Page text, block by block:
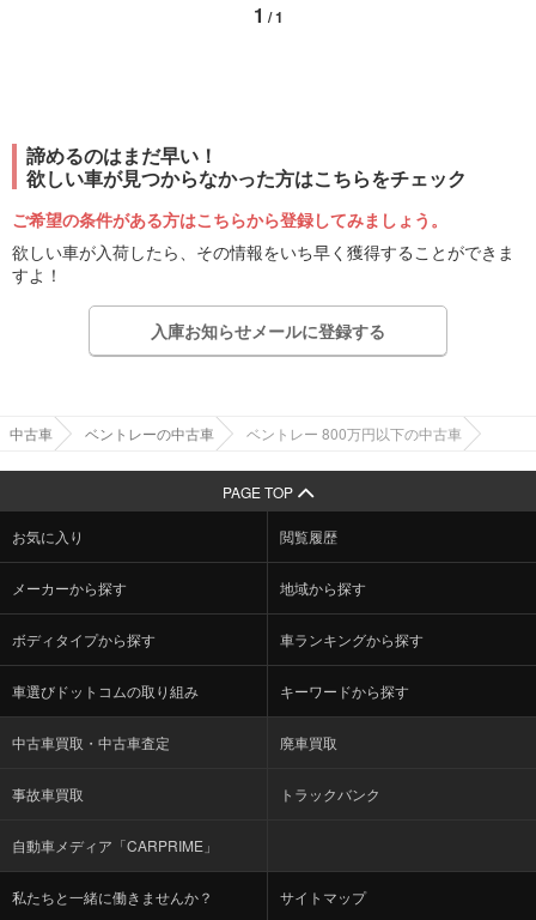
1 / 1
諦めるのはまだ早い！
欲しい車が見つからなかった方はこちらをチェック
ご希望の条件がある方はこちらから登録してみましょう。
欲しい車が入荷したら、その情報をいち早く獲得することができま
すよ！
入庫お知らせメールに登録する
中古車 ベントレーの中古車 ベントレー 800万円以下の中古車
PAGE TOP
お気に入り 閲覧履歴
メーカーから探す 地域から探す
ボディタイプから探す 車ランキングから探す
車選びドットコムの取り組み キーワードから探す
中古車買取・中古車査定 廃車買取
事故車買取 トラックバンク
自動車メディア「CARPRIME」
私たちと一緒に働きませんか？ サイトマップ